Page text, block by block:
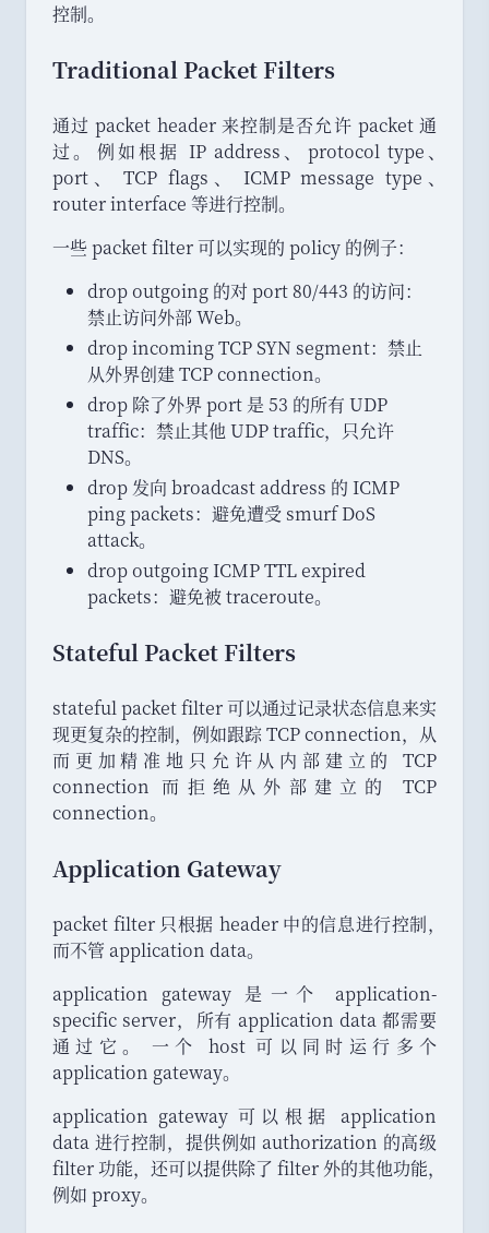
控制。
Traditional Packet Filters
通过 packet header 来控制是否允许 packet 通
过。 例如根据 IP address、 protocol type、
port 、 TCP flags 、 ICMP message type 、
router interface 等进行控制。
一些 packet filter 可以实现的 policy 的例子：
drop outgoing 的对 port 80/443 的访问：
禁止访问外部 Web。
drop incoming TCP SYN segment： 禁止
从外界创建 TCP connection。
drop 除了外界 port 是 53 的所有 UDP
traffic： 禁止其他 UDP traffic，
只允许
DNS。
drop 发向 broadcast address 的 ICMP
ping packets： 避免遭受 smurf DoS
attack。
drop outgoing ICMP TTL expired
packets： 避免被 traceroute。
Stateful Packet Filters
stateful packet filter 可以通过记录状态信息来实
现更复杂的控制， 例如跟踪 TCP connection， 从
而更加精准地只允许从内部建立的 TCP
connection 而拒绝从外部建立的 TCP
connection。
Application Gateway
packet filter 只根据 header 中的信息进行控制，
而不管 application data。
application gateway 是一个 application-
specific server，
所有 application data 都需要
通过它。
一个 host 可以同时运行多个
application gateway。
application gateway 可以根据 application
data 进行控制， 提供例如 authorization 的高级
filter 功能， 还可以提供除了 filter 外的其他功能，
例如 proxy。